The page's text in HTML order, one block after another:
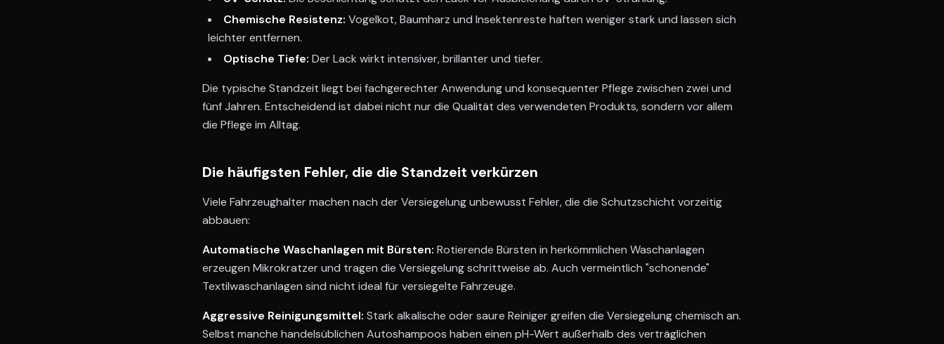
Chemische Resistenz: Vogelkot, Baumharz und Insektenreste haften weniger stark und lassen sich
leichter entfernen.
Optische Tiefe: Der Lack wirkt intensiver, brillanter und tiefer.
Die typische Standzeit liegt bei fachgerechter Anwendung und konsequenter Pflege zwischen zwei und
fünf Jahren. Entscheidend ist dabei nicht nur die Qualität des verwendeten Produkts, sondern vor allem
die Pflege im Alltag.
Die häufigsten Fehler, die die Standzeit verkürzen
Viele Fahrzeughalter machen nach der Versiegelung unbewusst Fehler, die die Schutzschicht vorzeitig
abbauen:
Automatische Waschanlagen mit Bürsten: Rotierende Bürsten in herkömmlichen Waschanlagen
erzeugen Mikrokratzer und tragen die Versiegelung schrittweise ab. Auch vermeintlich "schonende"
Textilwaschanlagen sind nicht ideal für versiegelte Fahrzeuge.
Aggressive Reinigungsmittel: Stark alkalische oder saure Reiniger greifen die Versiegelung chemisch an.
Selbst manche handelsüblichen Autoshampoos haben einen pH-Wert außerhalb des verträglichen